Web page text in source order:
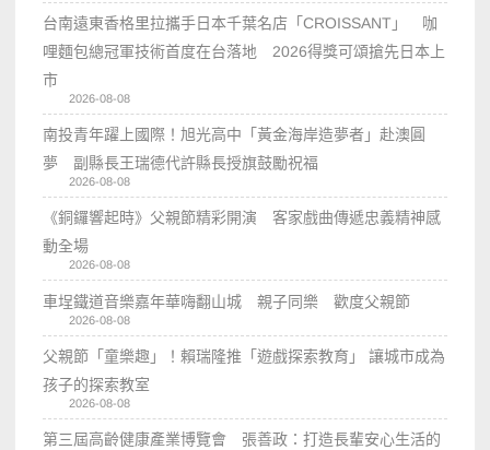
台南遠東香格里拉攜手日本千葉名店「CROISSANT」 咖
哩麵包總冠軍技術首度在台落地 2026得獎可頌搶先日本上
市
2026-08-08
南投青年躍上國際！旭光高中「黃金海岸造夢者」赴澳圓
夢 副縣長王瑞德代許縣長授旗鼓勵祝福
2026-08-08
《銅鑼響起時》父親節精彩開演 客家戲曲傳遞忠義精神感
動全場
2026-08-08
車埕鐵道音樂嘉年華嗨翻山城 親子同樂 歡度父親節
2026-08-08
父親節「童樂趣」！賴瑞隆推「遊戲探索教育」 讓城市成為
孩子的探索教室
2026-08-08
第三屆高齡健康產業博覽會 張善政：打造長輩安心生活的